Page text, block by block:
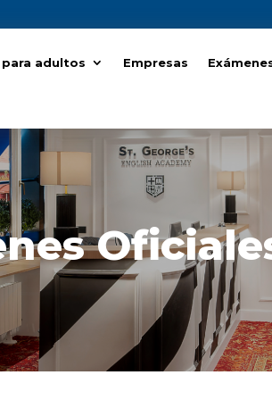
para adultos Empresas
para adultos Empresas